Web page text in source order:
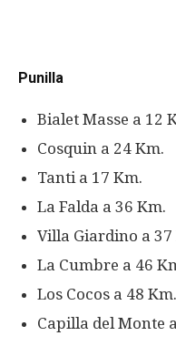
Punilla
Bialet Masse a 12
Cosquin a 24 Km.
Tanti a 17 Km.
La Falda a 36 Km.
Villa Giardino a 37
La Cumbre a 46
Los Cocos a 48 Km.
Capilla del Monte